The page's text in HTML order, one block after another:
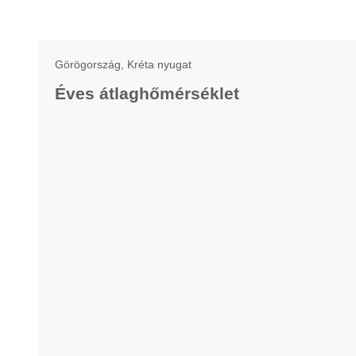
Görögország, Kréta nyugat
Éves átlaghőmérséklet